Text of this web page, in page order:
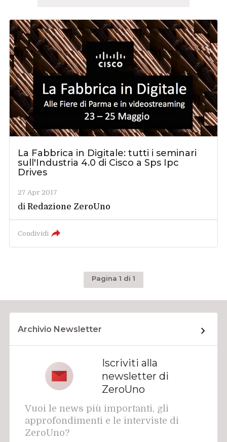
La Fabbrica in Digitale: tutti i seminari
sull'Industria 4.0 di Cisco a Sps Ipc
Drives
27 Apr 2017
diRedazione ZeroUno
Condividi
Pagina 1 di 1
Archivio Newsletter
Iscriviti alla
newsletter di
ZeroUno
Vuoi le news più importanti, gli
approfondimenti e le interviste di
ZeroUno?